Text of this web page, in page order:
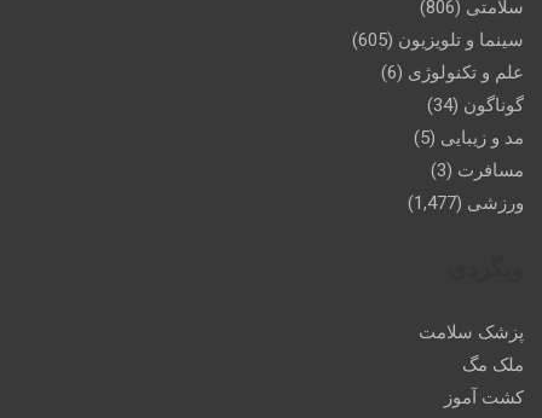
سلامتی (806)
سینما و تلویزیون (605)
علم و تکنولوژی (6)
گوناگون (34)
مد و زیبایی (5)
مسافرت (3)
ورزشی (1,477)
پزشک سلامت
ملک مگ
کشت آموز